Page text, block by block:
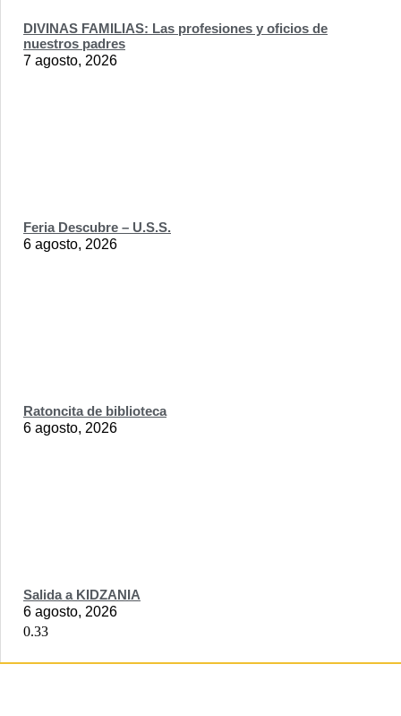
DIVINAS FAMILIAS: Las profesiones y oficios de
nuestros padres
7 agosto, 2026
Feria Descubre – U.S.S.
6 agosto, 2026
Ratoncita de biblioteca
6 agosto, 2026
Salida a KIDZANIA
6 agosto, 2026